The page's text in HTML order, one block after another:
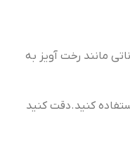
مانند رخت آویز به
کنید.دقت کنید